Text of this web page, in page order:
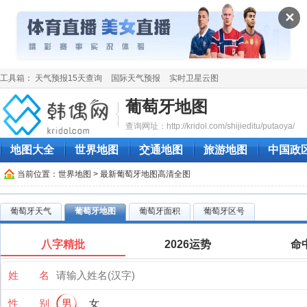
✕
工具箱： 天气预报15天查询 国际天气预报 实时卫星云图
葡萄牙地图
查询网址：http://kridol.com/shijieditu/putaoya/
地图大全 世界地图 交通地图 旅游地图 中国政
当前位置： 世界地图 > 最新葡萄牙地图高清全图
葡萄牙天气 葡萄牙地图 葡萄牙面积 葡萄牙区号
八字精批 2026运势 命
姓 名
性 别 男 女